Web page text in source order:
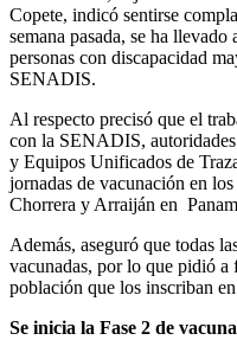
Copete, indicó sentirse
semana pasada, se ha
personas con discapacidad
SENADIS.
Al respecto precisó que el
con la SENADIS,
y Equipos Unificados de
jornadas de vacunación en
Chorrera y Arraiján en
Además, aseguró que todas
vacunadas, por lo que pidió a
población que los inscriban
Se inicia la Fase 2 de